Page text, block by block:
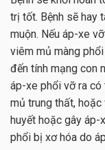
trị tốt. Bệnh sẽ hay
muộn. Nếu áp-xe
viêm mủ màng
đến tính mạng con
áp-xe phổi vỡ ra
mủ trung thất,
huyết hoặc gây áp-
phổi bị xơ hóa do